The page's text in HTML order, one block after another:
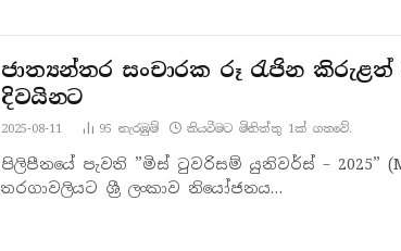
ජාත්‍යන්තර සංචාරක රූ රැජින කිරුළත්
දිවයිනට
2025-08-11 95 නැරඹු​ම් කියවීමට මිනිත්තු 1ක් ගතවේ.
පිලිපීනයේ පැවති ”මිස් ටුවරිසම් යුනිවර්ස් – 2025”
තරගාවලියට ශ්‍රී ලංකාව නියෝජනය…